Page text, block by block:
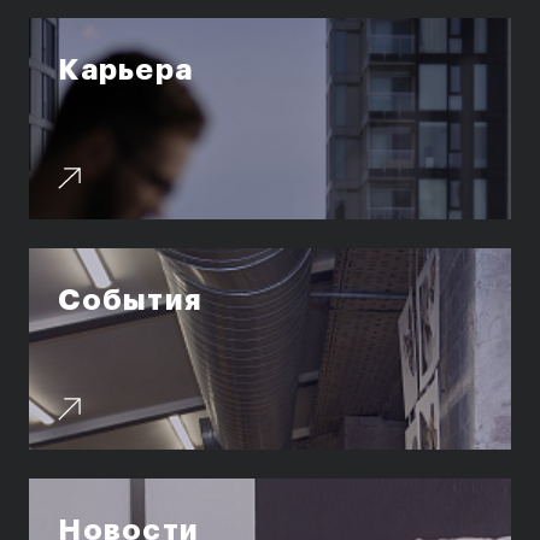
Ассоциация выпускников
Центр карьеры
Живые проекты
Конкурсы
Летние стажировки
Проекты студентов
Работы студентов
«Живые» проекты
Карьера
События
Новости